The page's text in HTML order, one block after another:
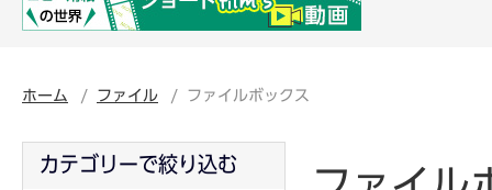
ホーム ファイル ファイルボックス
カテゴリーで絞り込む